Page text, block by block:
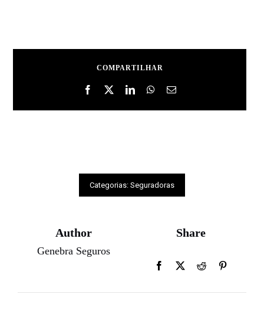
COMPARTILHAR
Categorias: Seguradoras
Author
Genebra Seguros
Share